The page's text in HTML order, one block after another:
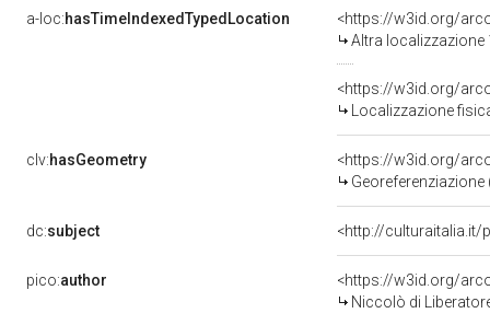
a-loc:hasTimeIndexedTypedLocation
<https://w3id.org/
Altra localizzazione
<https://w3id.org/
Localizzazione
clv:hasGeometry
<https://w3id.org/
dc:subject <http://culturaitalia.it/
pico:author
<https://w3id.org/
Niccolò di